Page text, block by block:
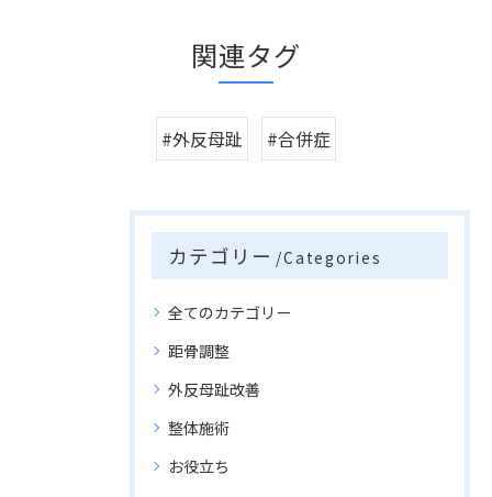
関連タグ
#外反母趾 #合併症
カテゴリー Categories
全てのカテゴリー
距骨調整
外反母趾改善
整体施術
お役立ち